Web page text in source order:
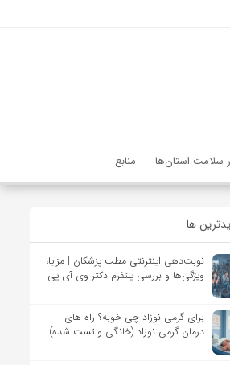
سلامت استان‌ها منابع
ها
نوبت‌دهی اینترنتی مطب پزشکان | مزایا،
ویژگی‌ها و بررسی پلتفرم دکتر وی آی پی
برای گرمی نوزاد چی خوبه؟ راه های
درمان گرمی نوزاد (خانگی و تست شده)